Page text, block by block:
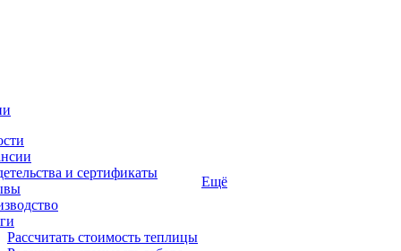
и сертификаты
Рассчитать стоимость теплицы
Ещё